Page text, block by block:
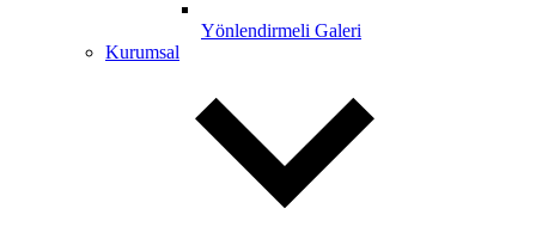
Yönlendirmeli Galeri
Kurumsal